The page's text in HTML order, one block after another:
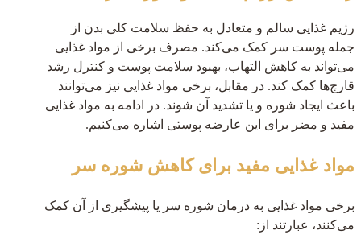
رژیم غذایی سالم و متعادل به حفظ سلامت کلی بدن از
جمله پوست سر کمک می‌کند. مصرف برخی از مواد غذایی
می‌تواند به کاهش التهاب، بهبود سلامت پوست و کنترل رشد
قارچ‌ها کمک کند. در مقابل، برخی مواد غذایی نیز می‌توانند
باعث ایجاد شوره و یا تشدید آن شوند. در ادامه به مواد غذایی
مفید و مضر برای این عارضه پوستی اشاره می‌کنیم.
مواد غذایی مفید برای کاهش شوره سر
برخی مواد غذایی به درمان شوره سر یا پیشگیری از آن کمک
می‎‌کنند، عبارتند از: